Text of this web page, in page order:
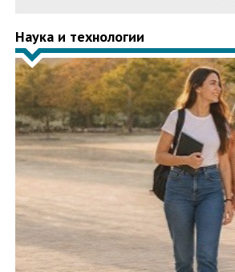
Наука и технологии